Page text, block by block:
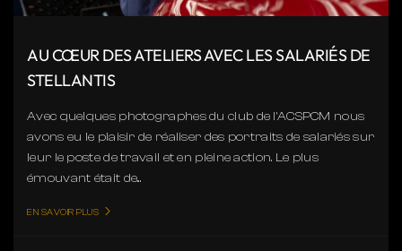
AU CŒUR DES ATELIERS AVEC LES SALARIÉS DE
STELLANTIS
Avec quelques photographes du club de l'ACSPCM nous
avons eu le plaisir de réaliser des portraits de salariés sur
leur le poste de travail et en pleine action. Le plus
émouvant était de...
EN SAVOIR PLUS